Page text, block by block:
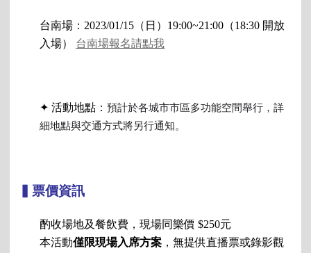
台南場：2023/01/15（日）19:00~21:00（18:30 開放
入場） 台南場報名請點我
✦ 活動地點：預計於各城市市區多功能空間舉行，詳
細地點與交通方式將另行通知。
▍票價資訊
酌收場地及餐飲費，現場同樂價 $250元
本活動僅限現場入席方案 ，無提供直播票或錄影觀